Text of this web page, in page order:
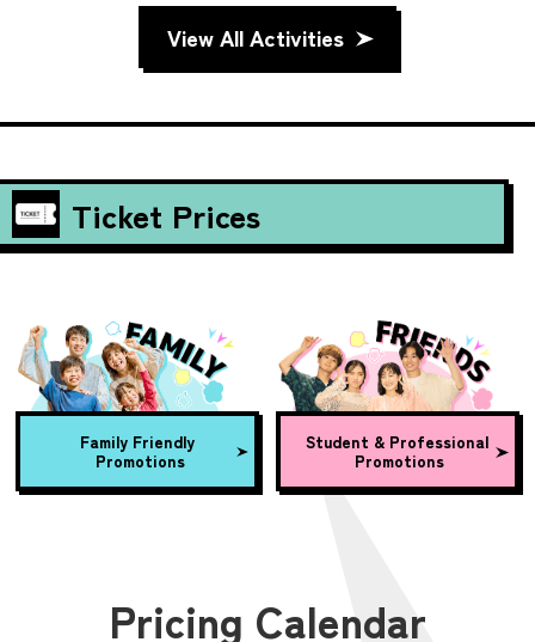
View All Activities
Ticket Prices
Family Friendly
Promotions
Student & Professional
Promotions
Pricing Calendar